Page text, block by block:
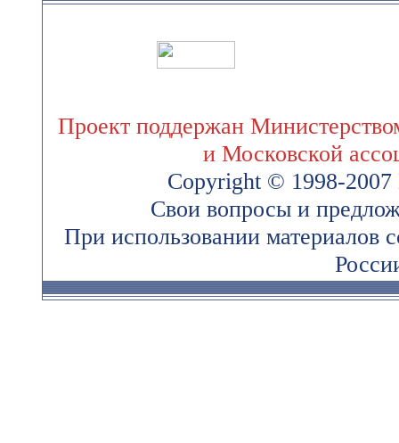
Проект поддержан
и Московской
Copyright © 1998-
Свои вопросы и
При использовании материалов